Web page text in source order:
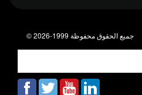
© جميع الحقوق محفوظة 1999-2026